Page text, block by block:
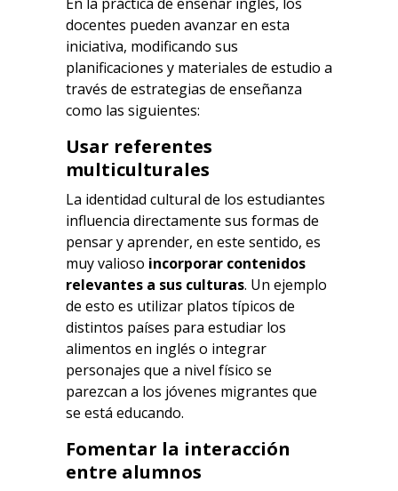
docentes pueden avanzar en esta
iniciativa, modificando sus
planificaciones y materiales de estudio a
través de estrategias de enseñanza
como las siguientes:
Usar referentes
multiculturales
La identidad cultural de los estudiantes
influencia directamente sus formas de
pensar y aprender, en este sentido, es
muy valioso incorporar contenidos
relevantes a sus culturas. Un ejemplo
de esto es utilizar platos típicos de
distintos países para estudiar los
alimentos en inglés o integrar
personajes que a nivel físico se
parezcan a los jóvenes migrantes que
se está educando.
Fomentar la interacción
entre alumnos